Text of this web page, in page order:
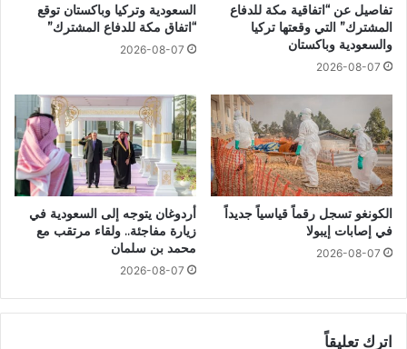
تفاصيل عن “اتفاقية مكة للدفاع
المشترك” التي وقعتها تركيا
والسعودية وباكستان
2026-08-07
السعودية وتركيا وباكستان توقع
“اتفاق مكة للدفاع المشترك”
2026-08-07
الكونغو تسجل رقماً قياسياً جديداً
في إصابات إيبولا
2026-08-07
أردوغان يتوجه إلى السعودية في
زيارة مفاجئة.. ولقاء مرتقب مع
محمد بن سلمان
2026-08-07
اترك تعليقاً